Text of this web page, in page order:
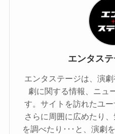
エンタス
エンタステージは、演
劇に関する情報、ニュ
す。サイトを訪れたユ
さらに周囲に広めたり
を調べたり･･･と、演劇